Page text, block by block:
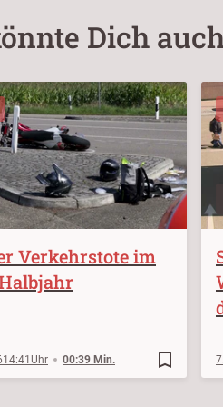
Dich
Verkehrstote im
14:41 00:39 Min. bookmark_border